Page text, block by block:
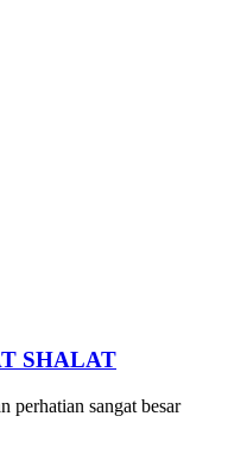
SHALAT
perhatian sangat besar